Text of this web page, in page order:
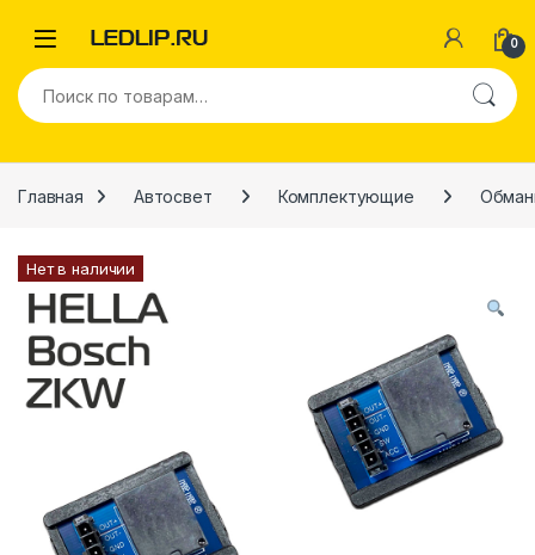
0
Искать:
Главная Автосвет Комплектующие
Нет в наличии